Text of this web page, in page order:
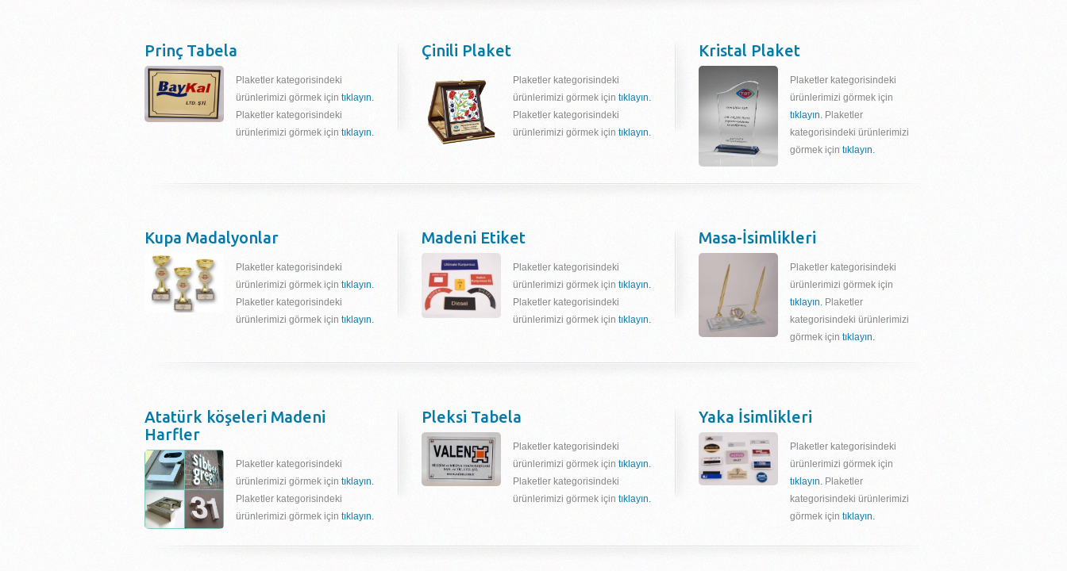
Prinç Tabela
Plaketler kategorisindeki
ürünlerimizi görmek için tıklayın.
Plaketler kategorisindeki
ürünlerimizi görmek için tıklayın.
Çinili Plaket
Plaketler kategorisindeki
ürünlerimizi görmek için tıklayın.
Plaketler kategorisindeki
ürünlerimizi görmek için tıklayın.
Kristal Plaket
Plaketler kategorisindeki
ürünlerimizi görmek için
tıklayın. Plaketler
kategorisindeki ürünlerimizi
görmek için tıklayın.
Kupa Madalyonlar
Plaketler kategorisindeki
ürünlerimizi görmek için tıklayın.
Plaketler kategorisindeki
ürünlerimizi görmek için tıklayın.
Madeni Etiket
Plaketler kategorisindeki
ürünlerimizi görmek için tıklayın.
Plaketler kategorisindeki
ürünlerimizi görmek için tıklayın.
Masa-İsimlikleri
Plaketler kategorisindeki
ürünlerimizi görmek için
tıklayın. Plaketler
kategorisindeki ürünlerimizi
görmek için tıklayın.
Atatürk köşeleri Madeni
Harfler
Plaketler kategorisindeki
ürünlerimizi görmek için tıklayın.
Plaketler kategorisindeki
ürünlerimizi görmek için tıklayın.
Pleksi Tabela
Plaketler kategorisindeki
ürünlerimizi görmek için tıklayın.
Plaketler kategorisindeki
ürünlerimizi görmek için tıklayın.
Yaka İsimlikleri
Plaketler kategorisindeki
ürünlerimizi görmek için
tıklayın. Plaketler
kategorisindeki ürünlerimizi
görmek için tıklayın.